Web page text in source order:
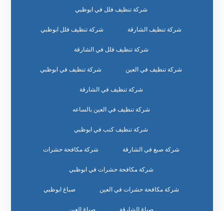
شركة تنظيف فلل في ابوظبي
شركة تنظيف الشارقة شركة تنظيف فلل ابوظبي
شركة تنظيف فلل في الشارقة
شركة تنظيف في العين شركة تنظيف في ابوظبي
شركة تنظيف في الشارقة
شركة تنظيف في العين بالساعه
شركة تنظيف كنب في ابوظبي
شركة صبغ في الشارقة شركة مكافحة حشرات
شركة مكافحة حشرات في ابوظبي
شركة مكافحة حشرات في العين صباغ ابوظبي